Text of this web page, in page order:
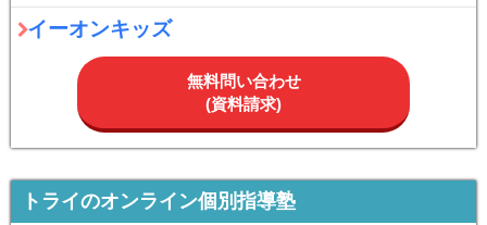
イーオンキッズ
無料問い合わせ
(資料請求)
トライのオンライン個別指導塾